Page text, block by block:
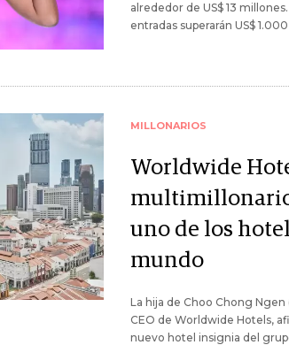
alrededor de US$ 13
entradas superarán US$
MILLONARIOS
Worldwide
uno de los
mundo
La hija de Choo Chong Ngen
CEO de Worldwide Hotels,
nuevo hotel insignia del